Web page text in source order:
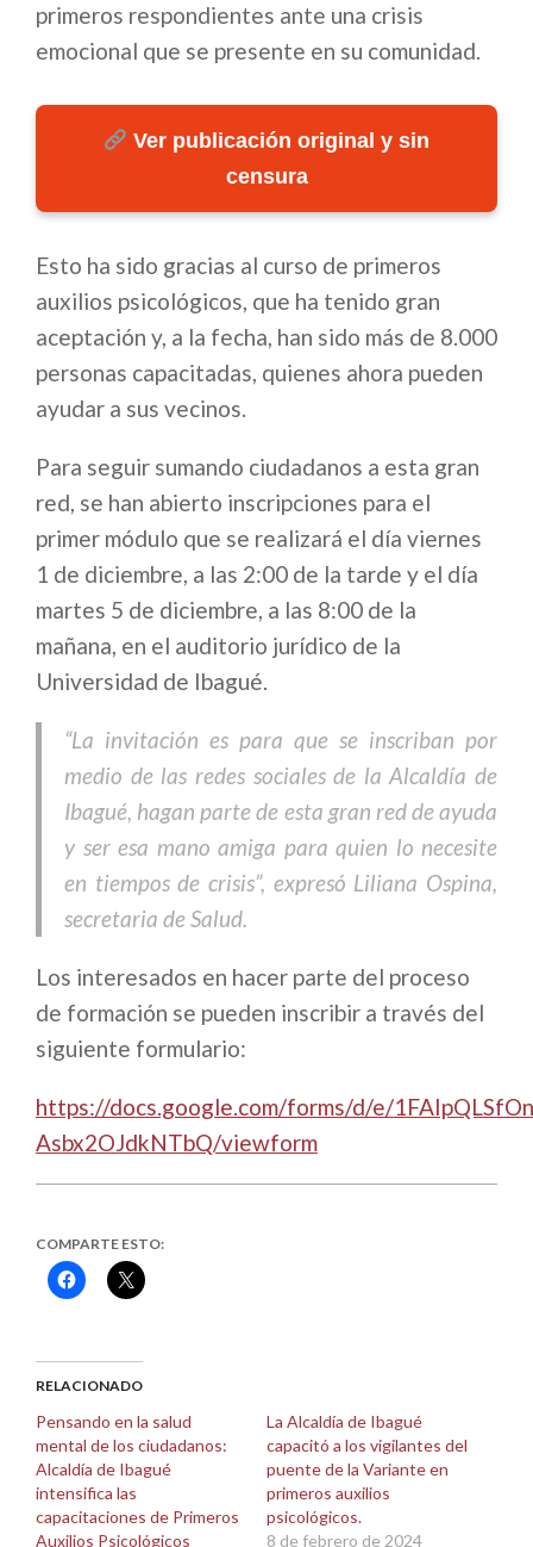
primeros respondientes ante una crisis
emocional que se presente en su comunidad.
Ver publicación original y sin
censura
Esto ha sido gracias al curso de primeros
auxilios psicológicos, que ha tenido gran
aceptación y, a la fecha, han sido más de 8.000
personas capacitadas, quienes ahora pueden
ayudar a sus vecinos.
Para seguir sumando ciudadanos a esta gran
red, se han abierto inscripciones para el
primer módulo que se realizará el día viernes
1 de diciembre, a las 2:00 de la tarde y el día
martes 5 de diciembre, a las 8:00 de la
mañana, en el auditorio jurídico de la
Universidad de Ibagué.
“La invitación es para que se inscriban por
medio de las redes sociales de la Alcaldía de
Ibagué, hagan parte de esta gran red de ayuda
y ser esa mano amiga para quien lo necesite
en tiempos de crisis”, expresó Liliana Ospina,
secretaria de Salud.
Los interesados en hacer parte del proceso
de formación se pueden inscribir a través del
siguiente formulario:
https://docs.google.com/forms/d/e/
Asbx2OJdkNTbQ/viewform
COMPARTE ESTO:
Haz
clic
(Se
abre
una
ventana
nueva)
Haz
clic
(Se
abre
una
ventana
nueva)
RELACIONADO
Pensando en la salud
mental de los ciudadanos:
Alcaldía de Ibagué
intensifica las
capacitaciones de Primeros
Auxilios Psicológicos
La Alcaldía de Ibagué
capacitó a los vigilantes del
puente de la Variante en
primeros auxilios
psicológicos.
8 de febrero de 2024